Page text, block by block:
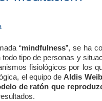
“mindfulness”, se ha
tipo de personas y
fisiológicos por los
el equipo deAldis
de ratón que